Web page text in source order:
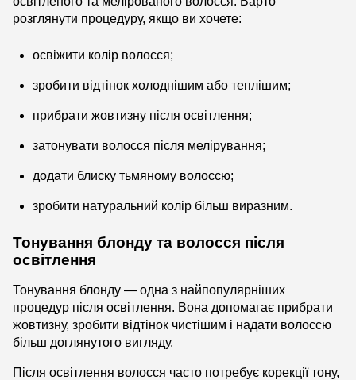
розглянути процедуру, якщо ви хочете:
освіжити колір волосся;
зробити відтінок холоднішим або теплішим;
прибрати жовтизну після освітлення;
затонувати волосся після мелірування;
додати блиску тьмяному волоссю;
зробити натуральний колір більш виразним.
Тонування блонду та волосся після
освітлення
Тонування блонду — одна з найпопулярніших
процедур після освітлення. Вона допомагає прибрати
жовтизну, зробити відтінок чистішим і надати волоссю
більш доглянутого вигляду.
Після освітлення волосся часто потребує корекції тону,